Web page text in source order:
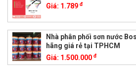
Giá: 1.789 đ
Nhà phân phối sơn nước
hãng giá rẻ tại TPHCM
Giá: 1.500.000 đ